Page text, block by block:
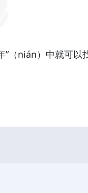
”（nián）中就可以